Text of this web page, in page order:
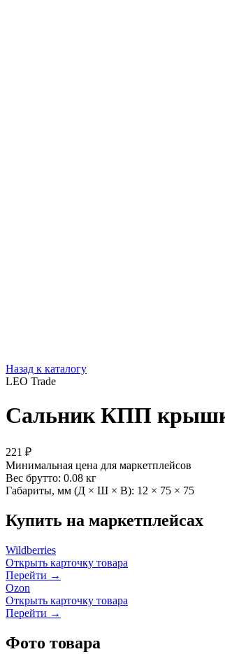
Назад к каталогу
LEO Trade
Сальник КПП
221 ₽
Минимальная цена для маркетплейсов
Вес брутто: 0.08 кг
Габариты, мм (Д × Ш × В): 12 × 75 × 75
Купить на маркетплейсах
Wildberries
Открыть карточку товара
Перейти →
Ozon
Открыть карточку товара
Перейти →
Фото товара